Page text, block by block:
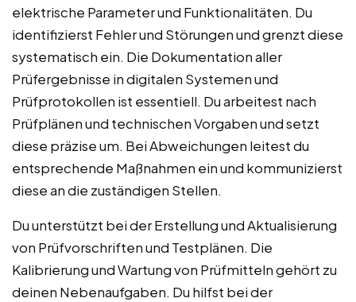
elektrische Parameter und Funktionalitäten. Du
identifizierst Fehler und Störungen und grenzt diese
systematisch ein. Die Dokumentation aller
Prüfergebnisse in digitalen Systemen und
Prüfprotokollen ist essentiell. Du arbeitest nach
Prüfplänen und technischen Vorgaben und setzt
diese präzise um. Bei Abweichungen leitest du
entsprechende Maßnahmen ein und kommunizierst
diese an die zuständigen Stellen.
Du unterstützt bei der Erstellung und Aktualisierung
von Prüfvorschriften und Testplänen. Die
Kalibrierung und Wartung von Prüfmitteln gehört zu
deinen Nebenaufgaben. Du hilfst bei der